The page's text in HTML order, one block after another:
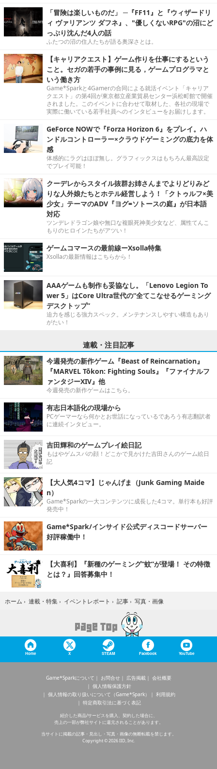
「冒険は楽しいものだ」 ─『FF11』と『ウィザードリ
ィ ヴァリアンツ ダフネ』、"優しくないRPG"の沼にど
っぷり沈んだ4人の話
ふたつの沼の住人たちが語る奥深さとは。
【キャリアクエスト】ゲーム作りを仕事にするという
こと。セガの若手の事例に見る，ゲームプログラマと
いう働き方
Game*Sparkと4Gamerの合同による就活イベント「キャリア
クエスト」の第4回が東京都立産業貿易センター浜松町館で開催
されました。このイベントに合わせて取材した、各社の現場で
実際に働いている若手社員へのインタビューをお届けします。
GeForce NOWで『Forza Horizon 6』をプレイ。ハ
ンドルコントローラー×クラウドゲーミングの底力を体
感
体感的にラグはほぼ無し。グラフィックスはもちろん最高設定
でプレイ可能！
クーデレからスタイル抜群お姉さんまでよりどりみど
りな人外娘たちとホテル経営しよう！「クトゥルフ×美
少女」テーマのADV『ヨグ=ソトースの庭』が日本語
対応
ツンデレドラゴン娘や無口な複眼死神美少女など、属性てんこ
もりのヒロインたちがアツい！
ゲームコマースの最前線ーXsolla特集
Xsollaの最新情報はこちらから！
AAAゲームも制作も妥協なし。「Lenovo Legion To
wer 5」はCore Ultra世代の“全てこなせるゲーミング
デスクトップ”
迫力を感じる強力スペック。メンテナンスしやすい構造もあり
がたい！
連載・注目記事
今週発売の新作ゲーム『Beast of Reincarnation』
『MARVEL Tōkon: Fighting Souls』『ファイナルフ
ァンタジーXIV』他
今週発売の新作ゲームはこちら。
有志日本語化の現場から
PCゲーマーなら何かとお世話になっているであろう有志翻訳者
に連続インタビュー。
吉田輝和のゲームプレイ絵日記
もはやゲムスパの顔！どこかで見かけた吉田さんのゲーム絵日
記
【大人気4コマ】じゃんげま（Junk Gaming Maide
n）
Game*Sparkの一大コンテンツに成長した4コマ。単行本も好評
発売中！
Game*Spark/インサイド公式ディスコードサーバー
好評稼働中！
【大喜利】『新種のゲーミング“蚊”が登場！ その特徴
とは？』回答募集中！
ホーム › 連載・特集 › イベントレポート › 記事 › 写真・画像
Home X STEAM Facebook YouTube
Game*Sparkについて お問合せ 広告掲載
会社概要
個人情報保護方針
個人情報の取り扱いについて（Game*Spark）
利用規約
特定商取引法に基づく表記
紹介した商品/サービスを購入、契約した場合に、
売上の一部が弊社サイトに還元されることがあります。
当サイトに掲載の記事・見出し・写真・画像の無断転載を禁じます。
Copyright © 2026 IID, Inc.